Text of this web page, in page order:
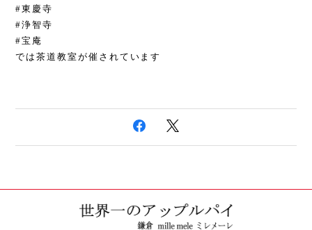
#東慶寺
#浄智寺
#宝庵
では茶道教室が催されています